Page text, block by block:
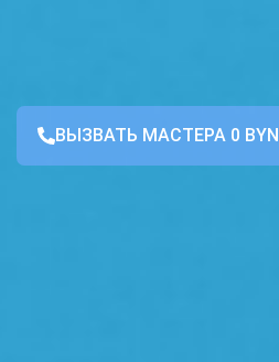
ВЫЗВАТЬ МАСТЕРА 0 BYN